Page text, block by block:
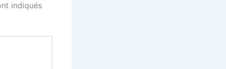
indiqués